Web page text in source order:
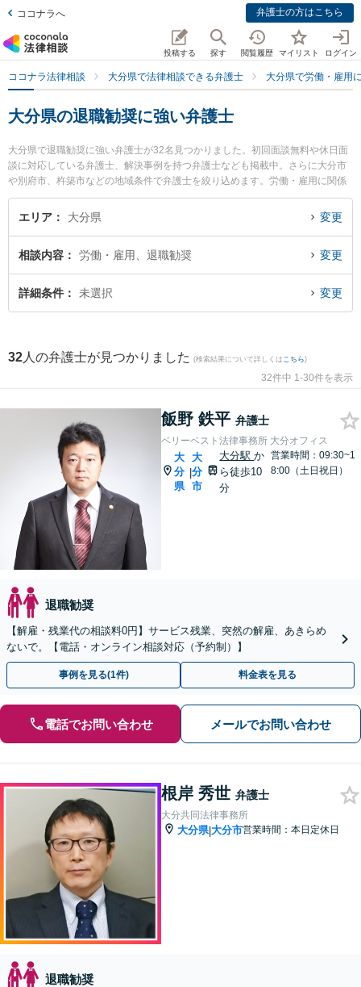
ココナラへ 弁護士の方はこちら
投稿する 探す 閲覧履歴 マイリスト ログイン
ココナラ法律相談 大分県で法律相談できる弁護士 大分県で労働・雇用
大分県の退職勧奨に強い弁護士
大分県で退職勧奨に強い弁護士が32名見つかりました。初回面談無料や休日面
談に対応している弁護士、解決事例を持つ弁護士なども掲載中。さらに大分市
や別府市、杵築市などの地域条件で弁護士を絞り込めます。労働・雇用に関係
する不当解雇や退職勧奨、内定取消等の細かな分野での絞り込み検索もでき便
利です。特にベリーベスト法律事務所 大分オフィスの飯野 鉄平弁護士や大分共
夜間に発生した退職勧奨のトラブルを今すぐに弁護士に相談したい』『退職勧
奨のトラブル解決の実績豊富な近くの弁護士を検索したい』『初回相談無料で
退職勧奨を法律相談できる大分県内の弁護士に相談予約したい』などでお困り
エリア 大分県 変更
相談内容 労働・雇用、退職勧奨 変更
詳細条件 未選択 変更
32 人の弁護士が見つかりました (検索結果について詳しくは こちら)
32件中 1-30件を表示
飯野 鉄平 弁護士
ベリーベスト法律事務所 大分オフィス
大
分
県
|
大
分
市
大分駅か
ら徒歩10
分
営業時間：09:30~1
8:00（土日祝日）
退職勧奨
【解雇・残業代の相談料0円】サービス残業、突然の解雇、あきらめ
ないで。【電話・オンライン相談対応（予約制）】
事例を見る(1件) 料金表を見る
電話でお問い合わせ メールでお問い合わせ
根岸 秀世 弁護士
大分共同法律事務所
大分県|大分市営業時間：本日定休日
退職勧奨